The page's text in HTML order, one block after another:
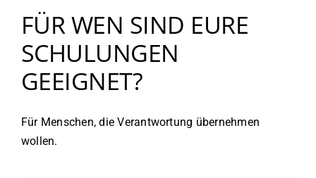
FÜR WEN SIND EURE
SCHULUNGEN
GEEIGNET?
Für Menschen, die Verantwortung übernehmen
wollen.